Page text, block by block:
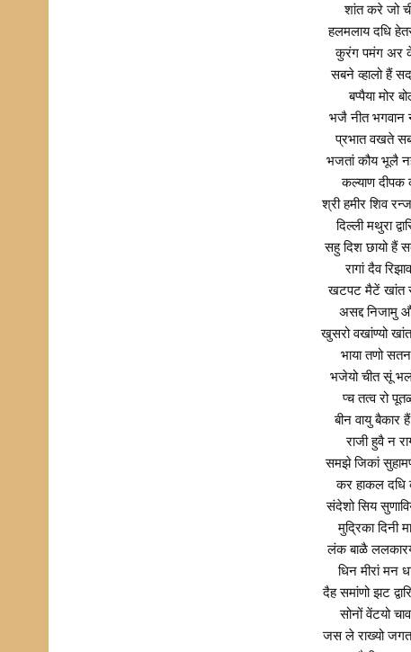
शांत करे जो
हलमलाय दधि
कुरंग पमंग अर
सबने व्हालो हैं
बप्पैया मोर
भजै नीत भगवान
प्रभात वखते
भजतां कौय भूलै
कल्याण दीपक
श्री हमीर शिव
दिल्ली मथुरा
सहु दिश छायो हैं
रागां दैव
खटपट मैटें खांत
असद्द निजामु
खुसरो वखांण्यो
भाया तणो
भजेयो चीत सूं
प्च तत्व रो
बीन वायु बैकार
राजी हुवै न
समझे जिकां
कर हाकल दधि
संदेशो सिय
मुद्रिका दिनी
लंक बाळै
धिन मीरां मन
दैह समांणो झट
सोनों वेंटयो
जस ले राख्यो